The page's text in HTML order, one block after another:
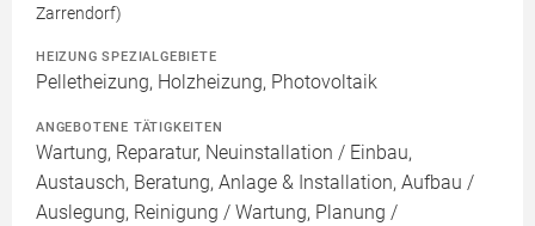
Zarrendorf)
HEIZUNG SPEZIALGEBIETE
Pelletheizung, Holzheizung, Photovoltaik
ANGEBOTENE TÄTIGKEITEN
Wartung, Reparatur, Neuinstallation / Einbau,
Austausch, Beratung, Anlage & Installation, Aufbau /
Auslegung, Reinigung / Wartung, Planung /